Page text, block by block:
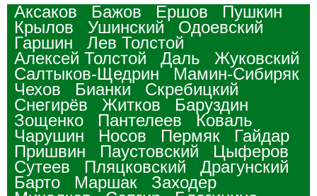
Аксаков
Бажов Ершов
Пушкин
Крылов
Ушинский
Одоевский
Гаршин
Лев Толстой
Алексей Толстой
Даль
Жуковский
Салтыков-Щедрин
Мамин-Сибиряк
Чехов
Бианки
Скребицкий
Снегирёв
Житков
Баруздин
Зощенко
Пантелеев
Коваль
Чарушин
Носов Пермяк
Гайдар
Пришвин
Паустовский
Цыферов
Сутеев
Пляцковский
Драгунский
Барто
Маршак
Заходер